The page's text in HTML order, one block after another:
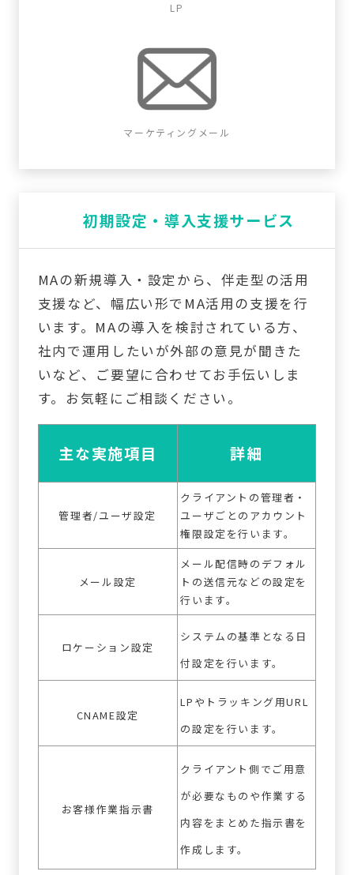
LP
マーケティングメール
初期設定・導入支援サービス
MAの新規導入・設定から、伴走型の活用
支援など、幅広い形でMA活用の支援を行
います。MAの導入を検討されている方、
社内で運用したいが外部の意見が聞きた
いなど、ご要望に合わせてお手伝いしま
す。お気軽にご相談ください。
主な実施項目 詳細
管理者/ユーザ設定
クライアントの管理者・
ユーザごとのアカウント
権限設定を行います。
メール設定
メール配信時のデフォル
トの送信元などの設定を
行います。
ロケーション設定
システムの基準となる日
付設定を行います。
CNAME設定
LPやトラッキング用URL
の設定を行います。
お客様作業指示書
クライアント側でご用意
が必要なものや作業する
内容をまとめた指示書を
作成します。